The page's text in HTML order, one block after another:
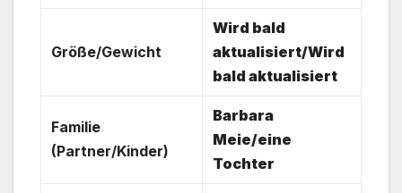
Größe/Gewicht
Wird bald
aktualisiert/Wird
bald aktualisiert
Familie
(Partner/Kinder)
Barbara
Meie/eine
Tochter